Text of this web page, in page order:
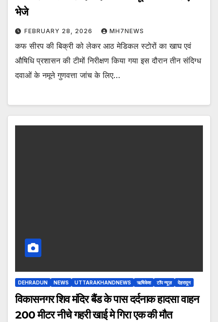
भेजे
FEBRUARY 28, 2026 MH7NEWS
कफ सीरप की बिक्री को लेकर आठ मेडिकल स्टोरों का खाघ एवं
औषिधि प्रशासन की टीमों निरीक्षण किया गया इस दौरान तीन संदिग्ध
दवाओं के नमूने गुणवत्ता जांच के लिए…
DEHRADUN NEWS UTTARAKHANDNEWS ऋषिकेश टॉप न्यूज़ देहरादून
विकासनगर शिव मंदिर बैंड के पास दर्दनाक हादसा वाहन
200 मीटर नीचे गहरी खाई मे गिरा एक की मौत